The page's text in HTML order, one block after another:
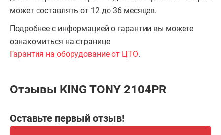
может составлять от 12 до 36 месяцев.
Подробнее с информацией о гарантии вы можете
ознакомиться на странице
Гарантия на оборудование от ЦТО.
Отзывы KING TONY 2104PR
Оставьте первый отзыв!